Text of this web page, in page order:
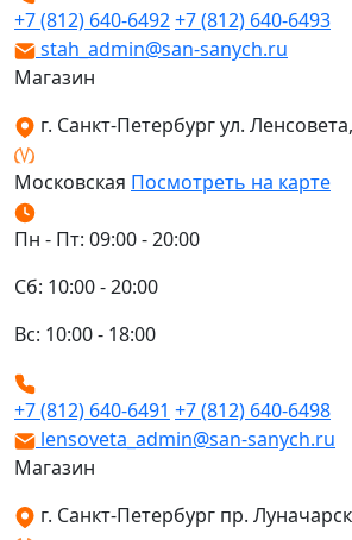
+7 (812) 640-6492+7 (812) 640-6493
stah_admin@san-sanych.ru
Магазин
г. Санкт-Петербург ул.
Московская Посмотреть на карте
Пн - Пт: 09:00 - 20:00
Сб: 10:00 - 20:00
Вс: 10:00 - 18:00
+7 (812) 640-6491 +7 (812) 640-6498
lensoveta_admin@san-sanych.ru
Магазин
г. Санкт-Петербург пр.